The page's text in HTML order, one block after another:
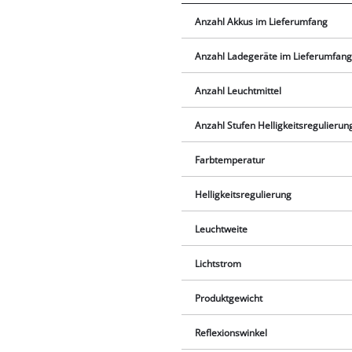
Anzahl Akkus im Lieferumfang
Anzahl Ladegeräte im Lieferumfang
Anzahl Leuchtmittel
Anzahl Stufen
Farbtemperatur
Helligkeitsregulierung
Leuchtweite
Lichtstrom
Produktgewicht
Reflexionswinkel